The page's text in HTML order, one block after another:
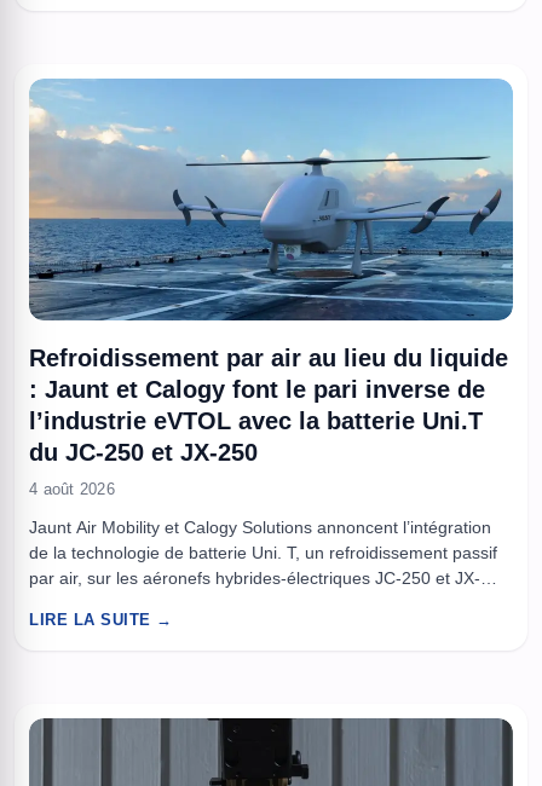
Refroidissement par air au lieu du liquide
: Jaunt et Calogy font le pari inverse de
l’industrie eVTOL avec la batterie Uni.T
du JC-250 et JX-250
4 août 2026
Jaunt Air Mobility et Calogy Solutions annoncent l’intégration
de la technologie de batterie Uni. T, un refroidissement passif
par air, sur les aéronefs hybrides-électriques JC-250 et JX-
proches du liquide tout en supprimant pompes et circuits. La
LIRE LA SUITE →